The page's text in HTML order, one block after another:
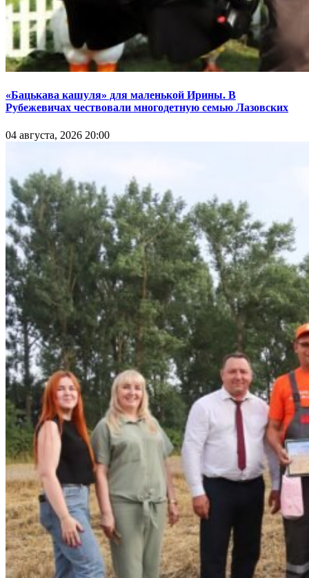
«Бацькава кашуля» для маленькой Ирины. В
Рубежевичах чествовали многодетную семью Лазовских
04 августа, 2026 20:00